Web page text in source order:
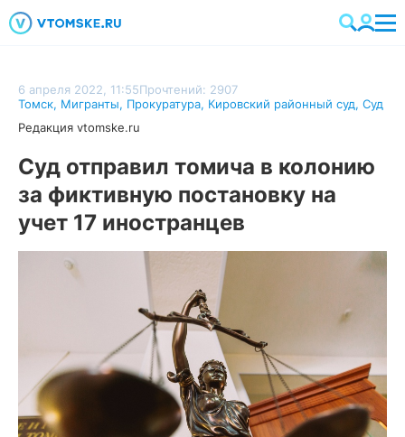
6 апреля 2022, 11:55Прочтений: 2907
Томск, Мигранты, Прокуратура, Кировский районный суд, Суд
Редакция vtomske.ru
Суд отправил томича в колонию
за фиктивную постановку на
учет 17 иностранцев